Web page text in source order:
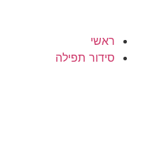
ראשי
סידור תפילה